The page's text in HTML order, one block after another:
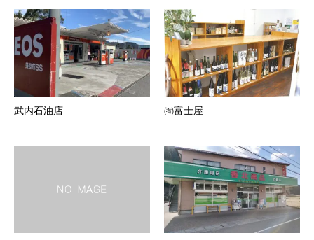
武内石油店 ㈲富士屋